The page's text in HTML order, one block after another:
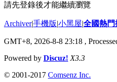
請先登錄後才能繼續瀏覽
Archiver|手機版|小黑屋|全國熱門
GMT+8, 2026-8-8 23:18 ,
Powered by Discuz! X3.3
© 2001-2017 Comsenz Inc.